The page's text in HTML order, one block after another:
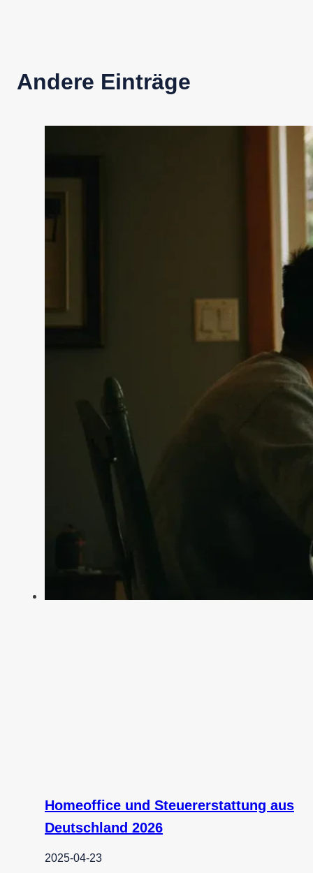
Andere Einträge
Homeoffice und Steuererstattung aus
Deutschland 2026
2025-04-23